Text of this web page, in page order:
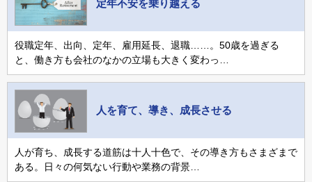
定年不安を乗り越える
役職定年、出向、定年、雇用延長、退職……。50歳を過ぎる
と、働き方も会社のなかの立場も大きく変わっ…
人を育て、導き、成長させる
人が育ち、成長する道筋は十人十色で、その導き方もさまざまで
ある。日々の何気ない行動や業務の背景…